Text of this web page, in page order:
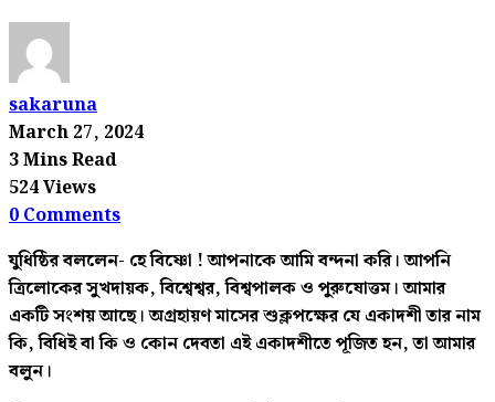
sakaruna
March 27, 2024
3 Mins Read
524 Views
0 Comments
যুধিষ্ঠির বললেন- হে বিষ্ণো ! আপনাকে আমি বন্দনা করি। আপনি
ত্রিলোকের সুখদায়ক, বিশ্বেশ্বর, বিশ্বপালক ও পুরুষোত্তম। আমার
একটি সংশয় আছে। অগ্রহায়ণ মাসের শুক্লপক্ষের যে একাদশী তার নাম
কি, বিধিই বা কি ও কোন দেবতা এই একাদশীতে পূজিত হন, তা আমার
বলুন।